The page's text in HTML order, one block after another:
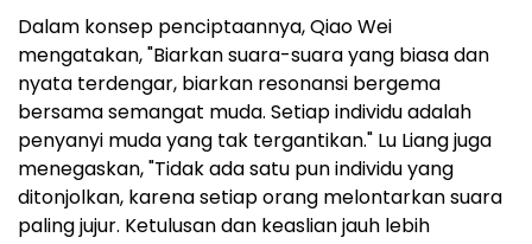
Dalam konsep penciptaannya, Qiao Wei
mengatakan, "Biarkan suara-suara yang biasa dan
nyata terdengar, biarkan resonansi bergema
bersama semangat muda. Setiap individu adalah
penyanyi muda yang tak tergantikan." Lu Liang juga
menegaskan, "Tidak ada satu pun individu yang
ditonjolkan, karena setiap orang melontarkan suara
paling jujur. Ketulusan dan keaslian jauh lebih